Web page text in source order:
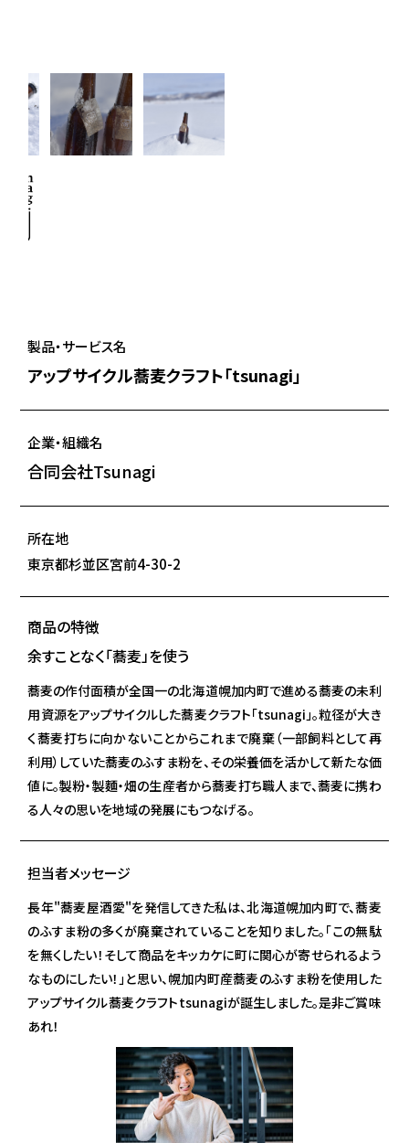
製品・サービス名
アップサイクル蕎麦クラフト「tsunagi」
企業・組織名
合同会社Tsunagi
所在地
東京都杉並区宮前4-30-2
商品の特徴
余すことなく「蕎麦」を使う
蕎麦の作付面積が全国一の北海道幌加内町で進める蕎麦の未利
用資源をアップサイクルした蕎麦クラフト「tsunagi」。粒径が大き
く蕎麦打ちに向かないことからこれまで廃棄（一部飼料として再
利用）していた蕎麦のふすま粉を、その栄養価を活かして新たな価
値に。製粉・製麵・畑の生産者から蕎麦打ち職人まで、蕎麦に携わ
る人々の思いを地域の発展にもつなげる。
担当者メッセージ
長年"蕎麦屋酒愛"を発信してきた私は、北海道幌加内町で、蕎麦
のふすま粉の多くが廃棄されていることを知りました。「この無駄
を無くしたい！そして商品をキッカケに町に関心が寄せられるよう
なものにしたい！」と思い、幌加内町産蕎麦のふすま粉を使用した
アップサイクル蕎麦クラフトtsunagiが誕生しました。是非ご賞味
あれ！